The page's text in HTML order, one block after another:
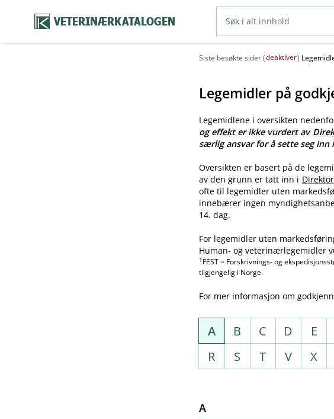
VETERINÆRKATALOGEN
Siste besøkte sider (deaktiver)
Legemidler på
Legemidlene i oversikten
og effekt er ikke vurdert av
særlig ansvar for å sette seg
Oversikten er basert på de
av den grunn er tatt inn i
ofte til legemidler uten
innebærer ingen
14. dag.
For legemidler uten
Human- og veterinærlegemidler
1 FEST = Forskrivnings- og
tilgjengelig i Norge.
For mer informasjon om
A B C D E
R
S T V X
A